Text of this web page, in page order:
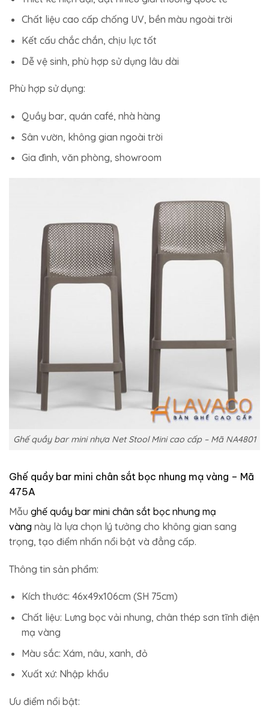
Chất liệu cao cấp chống UV, bền màu ngoài trời
Kết cấu chắc chắn, chịu lực tốt
Dễ vệ sinh, phù hợp sử dụng lâu dài
Phù hợp sử dụng:
Quầy bar, quán café, nhà hàng
Sân vườn, không gian ngoài trời
Gia đình, văn phòng, showroom
Ghế quầy bar mini nhựa Net Stool Mini cao cấp – Mã NA4801
Ghế quầy bar mini chân sắt bọc nhung mạ vàng – Mã
475A
Mẫu ghế quầy bar mini chân sắt bọc nhung mạ
vàng này là lựa chọn lý tưởng cho không gian sang
trọng, tạo điểm nhấn nổi bật và đẳng cấp.
Thông tin sản phẩm:
Kích thước: 46x49x106cm (SH 75cm)
Chất liệu: Lưng bọc vải nhung, chân thép sơn tĩnh điện
mạ vàng
Màu sắc: Xám, nâu, xanh, đỏ
Xuất xứ: Nhập khẩu
Ưu điểm nổi bật: